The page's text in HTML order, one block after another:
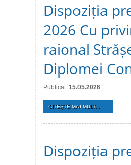
Dispoziția
2026 Cu
raional
Diplomei
Publicat: 15.05.2026
CITEŞTE MAI MULT...
Dispoziția